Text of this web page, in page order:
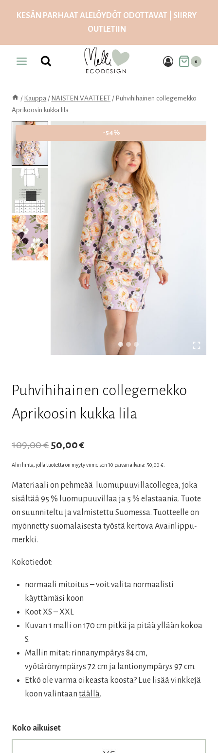
sisältöönKESÄN PARHAAT ALELÖYDÖT ODOTTAVAT | SIIRRY
OUTLETIIN
0
/ Kauppa / NAISTEN VAATTEET / Puhvihihainen collegemekko
Aprikoosin kukka lila
-54%
Puhvihihainen collegemekko
Aprikoosin kukka lila
109,00€ Alkuperäinen
hinta
109,00 €.
50,00€
hinta
on:
50,00 €.
Alin hinta, jolla tuotetta on myyty viimeisen 30 päivän aikana: 50,00 €
Materiaali on pehmeää luomupuuvillacollegea, joka
sisältää 95 % luomupuuvillaa ja 5 % elastaania. Tuote
on suunniteltu ja valmistettu Suomessa. Tuotteelle on
myönnetty suomalaisesta työstä kertova Avainlippu-
merkki.
Kokotiedot:
normaali mitoitus – voit valita normaalisti
käyttämäsi koon
Koot XS – XXL
Kuvan 1 malli on 170 cm pitkä ja pitää yllään kokoa
S.
Mallin mitat: rinnanympärys 84 cm,
vyötärönympärys 72 cm ja lantionympärys 97 cm.
Etkö ole varma oikeasta koosta? Lue lisää vinkkejä
koon valintaan täällä.
Koko aikuiset